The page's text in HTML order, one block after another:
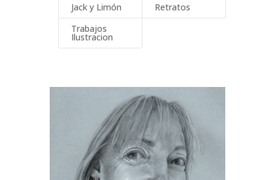
Jack y Limón
Retratos
Trabajos
Ilustracion